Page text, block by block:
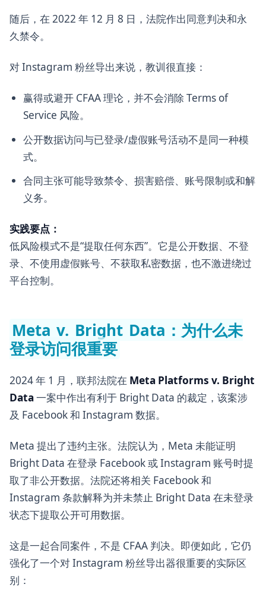
随后，在 2022 年 12 月 8 日，法院作出同意判决和永
久禁令。
对 Instagram 粉丝导出来说，教训很直接：
赢得或避开 CFAA 理论，并不会消除 Terms of
Service 风险。
公开数据访问与已登录/虚假账号活动不是同一种模
式。
合同主张可能导致禁令、损害赔偿、账号限制或和解
义务。
实践要点：
低风险模式不是“提取任何东西”。它是公开数据、不登
录、不使用虚假账号、不获取私密数据，也不激进绕过
平台控制。
Meta v. Bright Data：为什么未
登录访问很重要
2024 年 1 月，联邦法院在 Meta Platforms v. Bright
Data一案中作出有利于 Bright Data 的裁定，该案涉
及 Facebook 和 Instagram 数据。
Meta 提出了违约主张。法院认为，Meta 未能证明
Bright Data 在登录 Facebook 或 Instagram 账号时提
取了非公开数据。法院还将相关 Facebook 和
Instagram 条款解释为并未禁止 Bright Data 在未登录
状态下提取公开可用数据。
这是一起合同案件，不是 CFAA 判决。即便如此，它仍
强化了一个对 Instagram 粉丝导出器很重要的实际区
别：